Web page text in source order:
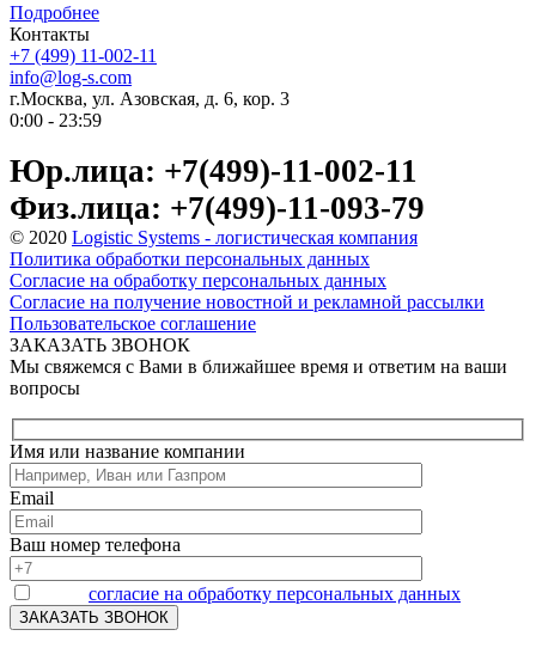
Подробнее
Контакты
+7 (499) 11-002-11
info@log-s.com
г.Москва, ул. Азовская, д. 6, кор. 3
0:00 - 23:59
Юр.лица: +7(499)-11-002-11
Физ.лица: +7(499)-11-093-79
© 2020 Logistic Systems - логистическая компания
Политика обработки персональных данных
Согласие на обработку персональных данных
Согласие на получение новостной и рекламной рассылки
Пользовательское соглашение
ЗАКАЗАТЬ ЗВОНОК
Мы свяжемся с Вами в ближайшее время и ответим на ваши
вопросы
Имя или название компании
Email
Ваш номер телефона
согласие на обработку персональных данных